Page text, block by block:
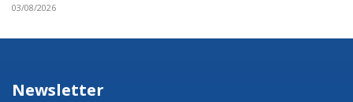
03/08/2026
Newsletter